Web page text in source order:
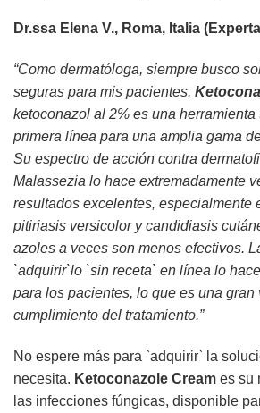
Dr.ssa Elena V., Roma, Italia
“Como dermatóloga, siempre busco
seguras para mis pacientes.
ketoconazol al 2% es una herramienta
primera línea para una amplia gama
Su espectro de acción contra
Malassezia lo hace extremadamente
resultados excelentes, especialmente
pitiriasis versicolor y candidiasis
azoles a veces son menos efectivos.
`adquirir`lo `sin receta` en línea lo
para los pacientes, lo que es una gran
cumplimiento del tratamiento.”
No espere más para `adquirir` la
necesita. Ketoconazole Cream es su
las infecciones fúngicas, disponible